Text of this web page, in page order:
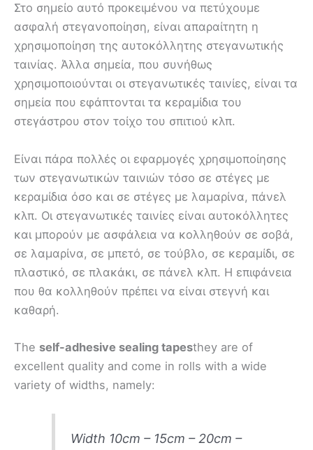
Στο σημείο αυτό προκειμένου να πετύχουμε
ασφαλή στεγανοποίηση, είναι απαραίτητη η
χρησιμοποίηση της αυτοκόλλητης στεγανωτικής
ταινίας. Άλλα σημεία, που συνήθως
χρησιμοποιούνται οι στεγανωτικές ταινίες, είναι τα
σημεία που εφάπτονται τα κεραμίδια του
στεγάστρου στον τοίχο του σπιτιού κλπ.
Είναι πάρα πολλές οι εφαρμογές χρησιμοποίησης
των στεγανωτικών ταινιών τόσο σε στέγες με
κεραμίδια όσο και σε στέγες με λαμαρίνα, πάνελ
κλπ. Οι στεγανωτικές ταινίες είναι αυτοκόλλητες
και μπορούν με ασφάλεια να κολληθούν σε σοβά,
σε λαμαρίνα, σε μπετό, σε τούβλο, σε κεραμίδι, σε
πλαστικό, σε πλακάκι, σε πάνελ κλπ. Η επιφάνεια
που θα κολληθούν πρέπει να είναι στεγνή και
καθαρή.
The self-adhesive sealing tapesthey are of
excellent quality and come in rolls with a wide
variety of widths, namely:
Width 10cm – 15cm – 20cm –